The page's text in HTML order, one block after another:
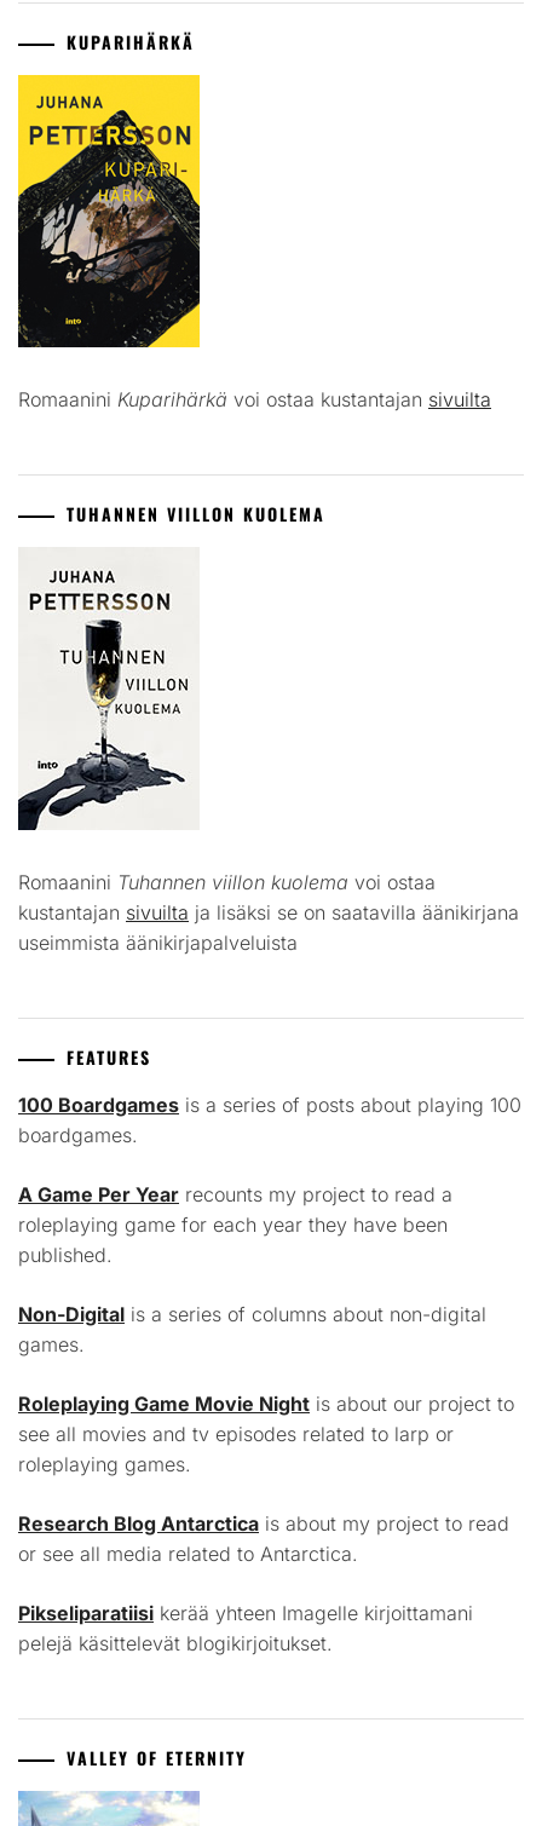
KUPARIHÄRKÄ
Romaanini Kuparihärkä voi ostaa kustantajan sivuilta
TUHANNEN VIILLON KUOLEMA
Romaanini Tuhannen viillon kuolema voi ostaa
kustantajan sivuilta ja lisäksi se on saatavilla äänikirjana
useimmista äänikirjapalveluista
FEATURES
100 Boardgames is a series of posts about playing 100
boardgames.
A Game Per Year recounts my project to read a
roleplaying game for each year they have been
published.
Non-Digital is a series of columns about non-digital
games.
Roleplaying Game Movie Night is about our project to
see all movies and tv episodes related to larp or
roleplaying games.
Research Blog Antarctica is about my project to read
or see all media related to Antarctica.
Pikseliparatiisi kerää yhteen Imagelle kirjoittamani
pelejä käsittelevät blogikirjoitukset.
VALLEY OF ETERNITY